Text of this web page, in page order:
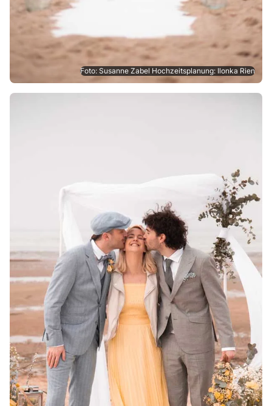
Foto: Susanne Zabel Hochzeitsplanung: Ilonka Rien